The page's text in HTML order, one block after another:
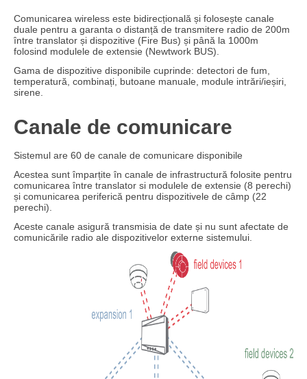
Comunicarea wireless este bidirecțională și folosește canale
duale pentru a garanta o distanță de transmitere radio de 200m
între translator și dispozitive (Fire Bus) și până la 1000m
folosind modulele de extensie (Newtwork BUS).
Gama de dispozitive disponibile cuprinde: detectori de fum,
temperatură, combinați, butoane manuale, module intrări/ieșiri,
sirene.
Canale de comunicare
Sistemul are 60 de canale de comunicare disponibile
Acestea sunt împarțite în canale de infrastructură folosite pentru
comunicarea între translator si modulele de extensie (8 perechi)
și comunicarea periferică pentru dispozitivele de câmp (22
perechi).
Aceste canale asigură transmisia de date și nu sunt afectate de
comunicările radio ale dispozitivelor externe sistemului.